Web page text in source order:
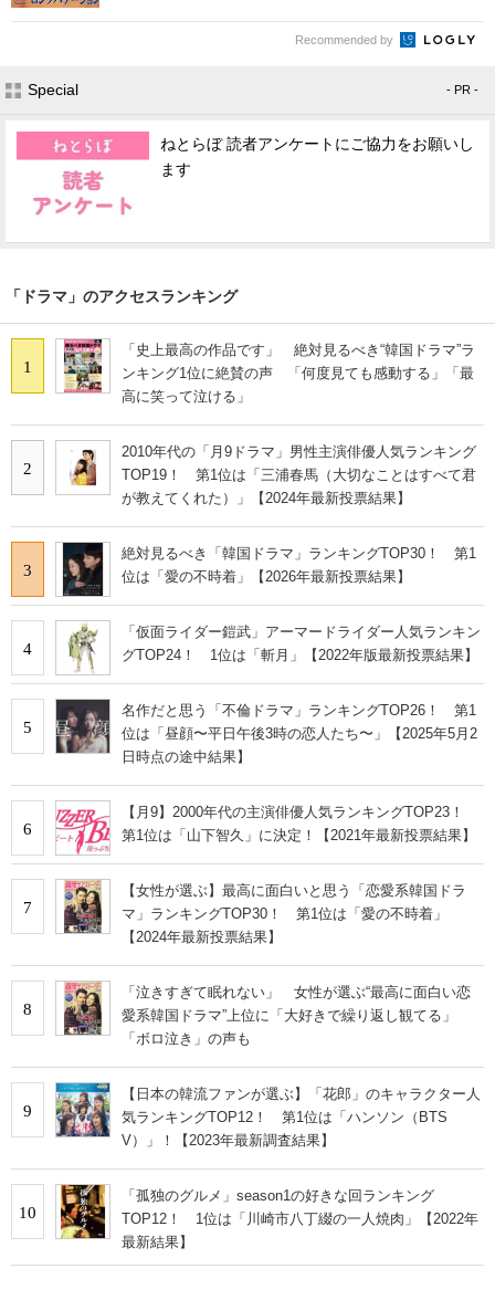
Recommended by
Special - PR -
ねとらぼ 読者アンケートにご協力をお願いし
ます
「ドラマ」のアクセスランキング
1
「史上最高の作品です」 絶対見るべき“韓国ドラマ”ラ
ンキング1位に絶賛の声 「何度見ても感動する」「最
高に笑って泣ける」
2
2010年代の「月9ドラマ」男性主演俳優人気ランキング
TOP19！ 第1位は「三浦春馬（大切なことはすべて君
が教えてくれた）」【2024年最新投票結果】
3
絶対見るべき「韓国ドラマ」ランキングTOP30！ 第1
位は「愛の不時着」【2026年最新投票結果】
4
「仮面ライダー鎧武」アーマードライダー人気ランキン
グTOP24！ 1位は「斬月」【2022年版最新投票結果】
5
名作だと思う「不倫ドラマ」ランキングTOP26！ 第1
位は「昼顔〜平日午後3時の恋人たち〜」【2025年5月2
日時点の途中結果】
6
【月9】2000年代の主演俳優人気ランキングTOP23！
第1位は「山下智久」に決定！【2021年最新投票結果】
7
【女性が選ぶ】最高に面白いと思う「恋愛系韓国ドラ
マ」ランキングTOP30！ 第1位は「愛の不時着」
【2024年最新投票結果】
8
「泣きすぎて眠れない」 女性が選ぶ“最高に面白い恋
愛系韓国ドラマ”上位に「大好きで繰り返し観てる」
「ボロ泣き」の声も
9
【日本の韓流ファンが選ぶ】「花郎」のキャラクター人
気ランキングTOP12！ 第1位は「ハンソン（BTS
V）」！【2023年最新調査結果】
10
「孤独のグルメ」season1の好きな回ランキング
TOP12！ 1位は「川崎市八丁綴の一人焼肉」【2022年
最新結果】